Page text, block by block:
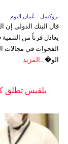
بروكسل - عُمان اليوم
قال البنك الدولي إن
يعادل قرناً من
الفجوات في مجالات
الو�... المزيد
بلقيس تطلق